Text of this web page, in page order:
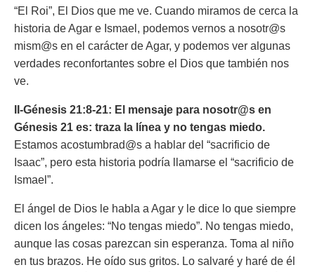
“El Roi”, El Dios que me ve. Cuando miramos de cerca la
historia de Agar e Ismael, podemos vernos a nosotr@s
mism@s en el carácter de Agar, y podemos ver algunas
verdades reconfortantes sobre el Dios que también nos
ve.
II-Génesis 21:8-21: El mensaje para nosotr@s en
Génesis 21 es: traza la línea y no tengas miedo.
Estamos acostumbrad@s a hablar del “sacrificio de
Isaac”, pero esta historia podría llamarse el “sacrificio de
Ismael”.
El ángel de Dios le habla a Agar y le dice lo que siempre
dicen los ángeles: “No tengas miedo”. No tengas miedo,
aunque las cosas parezcan sin esperanza. Toma al niño
en tus brazos. He oído sus gritos. Lo salvaré y haré de él